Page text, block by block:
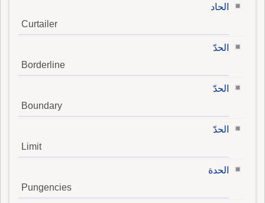
الحاد
Curtailer
الحدّ
Borderline
الحدّ
Boundary
الحدّ
Limit
الحدة
Pungencies